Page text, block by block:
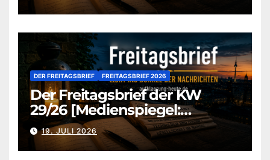
DER FREITAGSBRIEF FREITAGSBRIEF 2026
Der Freitagsbrief der KW
29/26 [Medienspiegel:
aufklaerung-heute.de]
19. JULI 2026